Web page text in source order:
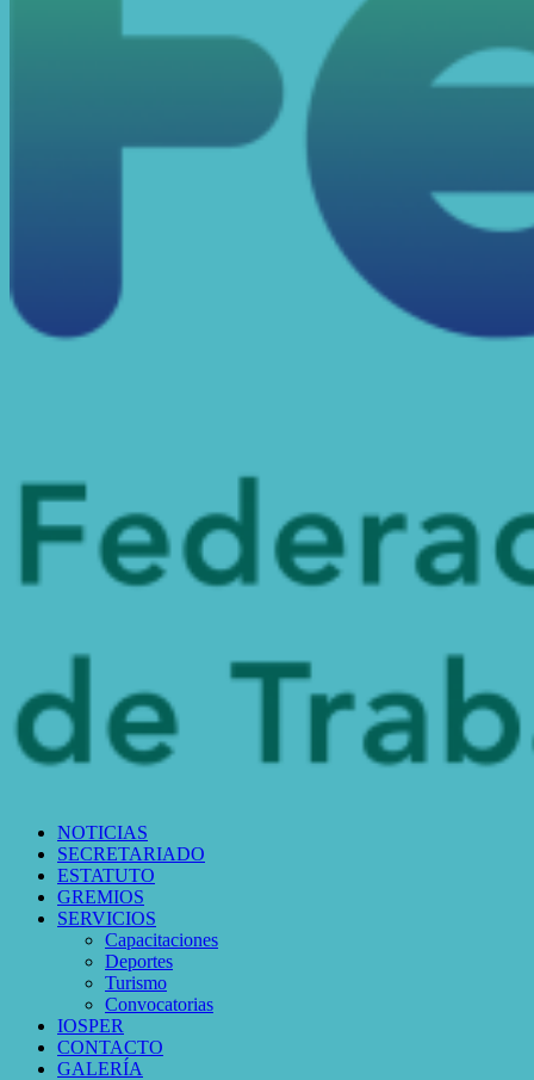
NOTICIAS
SECRETARIADO
ESTATUTO
GREMIOS
SERVICIOS
Capacitaciones
Deportes
Turismo
Convocatorias
IOSPER
CONTACTO
GALERÍA